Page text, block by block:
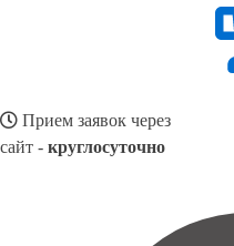
Прием заявок через
сайт - круглосуточно